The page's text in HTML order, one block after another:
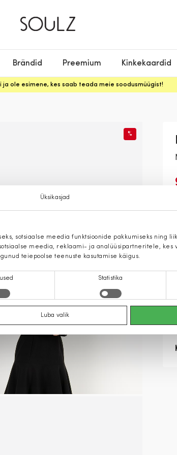
Üksikasjad
sotsiaalse meedia funktsioonide pakkumiseks ning
meedia, reklaami- ja analüüsipartneritele, kes
teiepoolse teenuste kasutamise käigus.
Statistika
Luba valik
Brändid Preemium Kinkekaardid
ja ole esimene, kes saab teada meie soodusmüügist!
%